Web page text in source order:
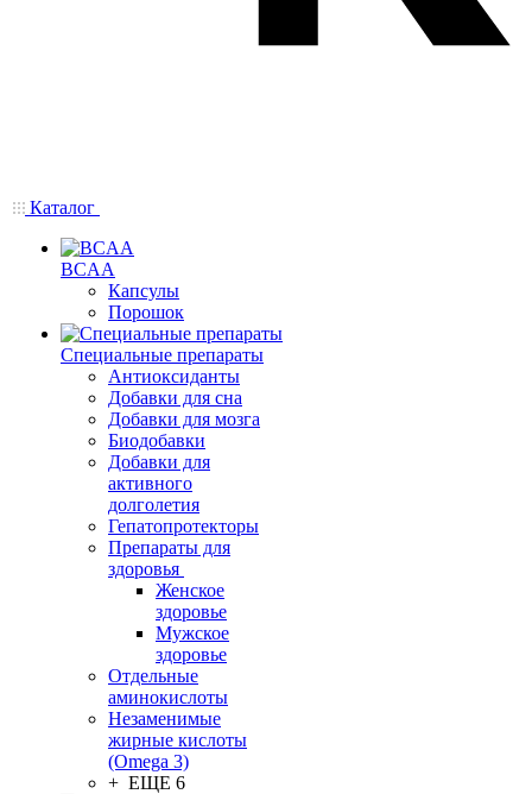
Каталог
BCAA
Капсулы
Порошок
Cпециальные препараты
Антиоксиданты
Добавки для сна
Добавки для мозга
Биодобавки
Добавки для
активного
долголетия
Гепатопротекторы
Препараты для
здоровья
Женское
здоровье
Мужское
здоровье
Отдельные
аминокислоты
Незаменимые
жирные кислоты
(Omega 3)
+ ЕЩЕ 6